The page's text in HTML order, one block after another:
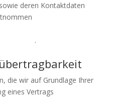
deren Kontaktdaten
.
die wir auf Grundlage Ihrer
eines Vertrags